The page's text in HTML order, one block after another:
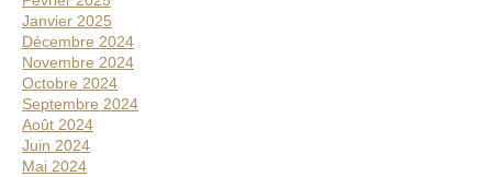
Janvier 2025
Décembre 2024
Novembre 2024
Octobre 2024
Septembre 2024
Août 2024
Juin 2024
Mai 2024